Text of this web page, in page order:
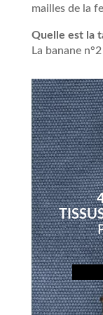
mailles de la
Quelle est la
La banane